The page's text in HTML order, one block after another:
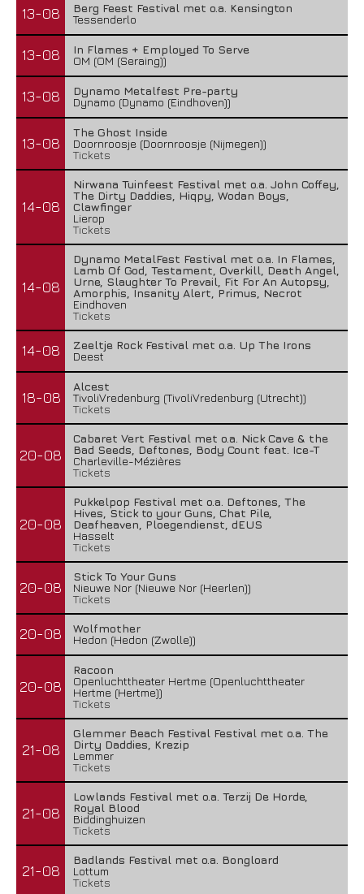
13-08
Berg Feest Festival met o.a. Kensington
Tessenderlo
13-08
In Flames + Employed To Serve
OM (OM (Seraing))
13-08
Dynamo Metalfest Pre-party
Dynamo (Dynamo (Eindhoven))
13-08
The Ghost Inside
Doornroosje (Doornroosje (Nijmegen))
Tickets
14-08
Nirwana Tuinfeest Festival met o.a. John Coffey,
The Dirty Daddies, Hiqpy, Wodan Boys,
Clawfinger
Lierop
Tickets
14-08
Dynamo MetalFest Festival met o.a. In Flames,
Lamb Of God, Testament, Overkill, Death Angel,
Urne, Slaughter To Prevail, Fit For An Autopsy,
Amorphis, Insanity Alert, Primus, Necrot
Eindhoven
Tickets
14-08
Zeeltje Rock Festival met o.a. Up The Irons
Deest
18-08
Alcest
TivoliVredenburg (TivoliVredenburg (Utrecht))
Tickets
20-08
Cabaret Vert Festival met o.a. Nick Cave & the
Bad Seeds, Deftones, Body Count feat. Ice-T
Charleville-Mézières
Tickets
20-08
Pukkelpop Festival met o.a. Deftones, The
Hives, Stick to your Guns, Chat Pile,
Deafheaven, Ploegendienst, dEUS
Hasselt
Tickets
20-08
Stick To Your Guns
Nieuwe Nor (Nieuwe Nor (Heerlen))
Tickets
20-08
Wolfmother
Hedon (Hedon (Zwolle))
20-08
Racoon
Openluchttheater Hertme (Openluchttheater
Hertme (Hertme))
Tickets
21-08
Glemmer Beach Festival Festival met o.a. The
Dirty Daddies, Krezip
Lemmer
Tickets
21-08
Lowlands Festival met o.a. Terzij De Horde,
Royal Blood
Biddinghuizen
Tickets
21-08
Badlands Festival met o.a. Bongloard
Lottum
Tickets